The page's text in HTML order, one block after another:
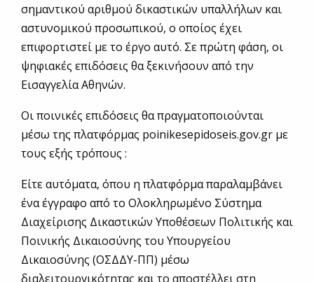
σημαντικού αριθμού δικαστικών υπαλλήλων και
αστυνομικού προσωπικού, ο οποίος έχει
επιφορτιστεί με το έργο αυτό. Σε πρώτη φάση, οι
ψηφιακές επιδόσεις θα ξεκινήσουν από την
Εισαγγελία Αθηνών.
Οι ποινικές επιδόσεις θα πραγματοποιούνται
μέσω της πλατφόρμας poinikesepidoseis.gov.gr με
τους εξής τρόπους :
Είτε αυτόματα, όπου η πλατφόρμα παραλαμβάνει
ένα έγγραφο από το Ολοκληρωμένο Σύστημα
Διαχείρισης Δικαστικών Υποθέσεων Πολιτικής και
Ποινικής Δικαιοσύνης του Υπουργείου
Δικαιοσύνης (ΟΣΔΔΥ-ΠΠ) μέσω
διαλειτουργικότητας και το αποστέλλει στη